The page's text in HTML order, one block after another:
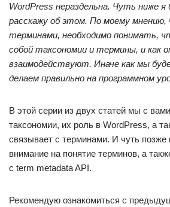
WordPress нераздельна. Чуть ниже я
расскажу об этом. По моему
терминами, необходимо понимать,
собой таксономии и термины, и как
взаимодействуют. Иначе как мы
делаем правильно на программном
В этой серии из двух статей мы с
таксономии, их роль в WordPress, а
связывает с терминами. И чуть
внимание на понятие терминов, а
с term metadata API.
Рекомендую ознакомиться с